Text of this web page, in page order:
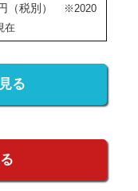
（税別）
※2020
在
る